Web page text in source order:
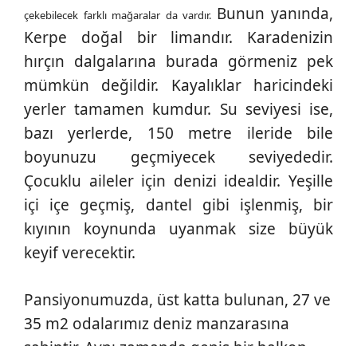
çekebilecek farklı mağaralar da vardır. Bunun yanında,
Kerpe doğal bir limandır. Karadenizin
hırçın dalgalarına burada görmeniz pek
mümkün değildir. Kayalıklar haricindeki
yerler tamamen kumdur. Su seviyesi ise,
bazı yerlerde, 150 metre ileride bile
boyunuzu geçmiyecek seviyededir.
Çocuklu aileler için denizi idealdir. Yeşille
içi içe geçmiş, dantel gibi işlenmiş, bir
kıyının koynunda uyanmak size büyük
keyif verecektir.
Pansiyonumuzda, üst katta bulunan, 27 ve
35 m2 odalarımız deniz manzarasına